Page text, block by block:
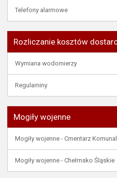
Telefony alarmowe
Rozliczanie kosztów
Wymiana wodomierzy
Regulaminy
Mogiły wojenne
Mogiły wojenne - Cmentarz
Mogiły wojenne - Chełmsko Śląskie